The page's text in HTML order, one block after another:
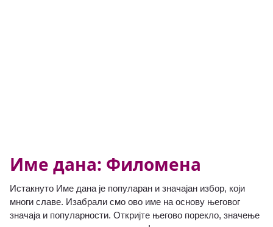
Име дана: Филомена
Истакнуто Име дана је популаран и значајан избор, који
многи славе. Изабрали смо ово име на основу његовог
значаја и популарности. Откријте његово порекло, значење